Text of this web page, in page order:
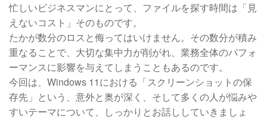
忙しいビジネスマンにとって、ファイルを探す時間は「見
えないコスト」そのものです。
たかが数分のロスと侮ってはいけません。その数分が積み
重なることで、大切な集中力が削がれ、業務全体のパフォ
ーマンスに影響を与えてしまうこともあるのです。
今回は、Windows 11における「スクリーンショットの保
存先」という、意外と奥が深く、そして多くの人が悩みや
すいテーマについて、しっかりとお話ししていきましょ